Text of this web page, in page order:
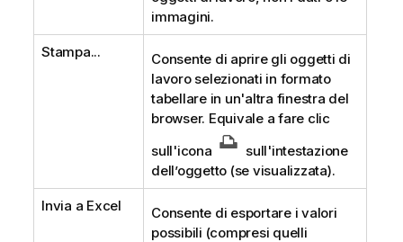
immagini.
Stampa...
Consente di aprire gli oggetti di
lavoro selezionati in formato
tabellare in un'altra finestra del
browser. Equivale a fare clic
sull'icona
sull'intestazione
dell’oggetto (se visualizzata).
Invia a Excel
Consente di esportare i valori
possibili (compresi quelli